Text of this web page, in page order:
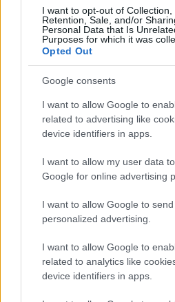
I want to opt-out of Collection,
Retention, Sale, and/or
Personal Data that Is
Purposes for which it was
Opted Out
Google consents
I want to allow Google to
related to advertising like
device identifiers in apps.
I want to allow my user data
Google for online advertising
I want to allow Google to
personalized advertising.
I want to allow Google to
related to analytics like
device identifiers in apps.
CAR & MOTOR TEAM
Το κόλπο των 1.000
καταστρέψεις τον